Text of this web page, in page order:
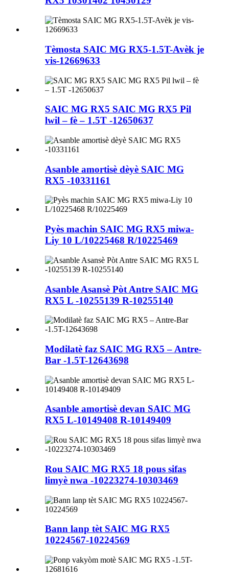
Tèmosta SAIC MG RX5-1.5T-Avèk je
vis-12669633
SAIC MG RX5 SAIC MG RX5 Pil
lwil – fè – 1.5T -12650637
Asanble amortisè dèyè SAIC MG
RX5 -10331161
Pyès machin SAIC MG RX5 miwa-
Liy 10 L/10225468 R/10225469
Asanble Asansè Pòt Antre SAIC MG
RX5 L -10255139 R-10255140
Modilatè faz SAIC MG RX5 – Antre-
Bar -1.5T-12643698
Asanble amortisè devan SAIC MG
RX5 L-10149408 R-10149409
Rou SAIC MG RX5 18 pous sifas
limyè nwa -10223274-10303469
Bann lanp tèt SAIC MG RX5
10224567-10224569